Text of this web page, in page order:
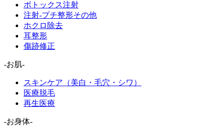
ボトックス注射
注射-プチ整形その他
ホクロ除去
耳整形
傷跡修正
-お肌-
スキンケア（美白・毛穴・シワ）
医療脱毛
再生医療
-お身体-